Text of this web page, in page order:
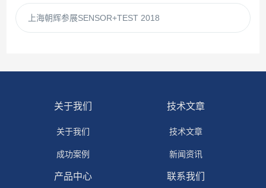
上海朝辉参展SENSOR+TEST 2018
关于我们
关于我们
成功案例
技术文章
技术文章
新闻资讯
产品中心 联系我们